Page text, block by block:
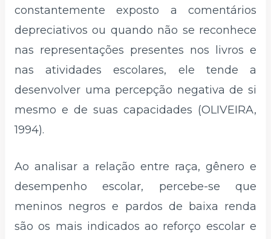
constantemente exposto a comentários
depreciativos ou quando não se reconhece
nas representações presentes nos livros e
nas atividades escolares, ele tende a
desenvolver uma percepção negativa de si
mesmo e de suas capacidades (OLIVEIRA,
1994).
Ao analisar a relação entre raça, gênero e
desempenho escolar, percebe-se que
meninos negros e pardos de baixa renda
são os mais indicados ao reforço escolar e